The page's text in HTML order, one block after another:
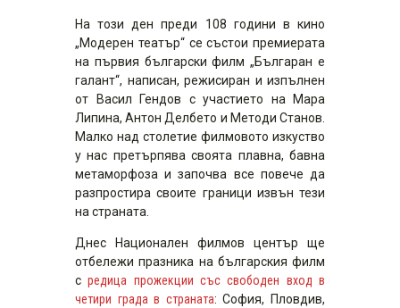
На този ден преди 108 години в кино
„Модерен театър“ се състои премиерата
на първия български филм „Българан е
галант“, написан, режисиран и изпълнен
от Васил Гендов с участието на Мара
Липина, Антон Делбето и Методи Станов.
Малко над столетие филмовото изкуство
у нас претърпява своята плавна, бавна
метаморфоза и започва все повече да
разпростира своите граници извън тези
на страната.
Днес Национален филмов център ще
отбележи празника на българския филм
средица прожекции със свободен вход в
четири града в страната: София, Пловдив,